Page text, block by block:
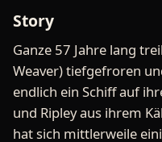
Story
Ganze 57 Jahre lang
Weaver) tiefgefroren
endlich ein Schiff auf
und Ripley aus ihrem
hat sich mittlerweile